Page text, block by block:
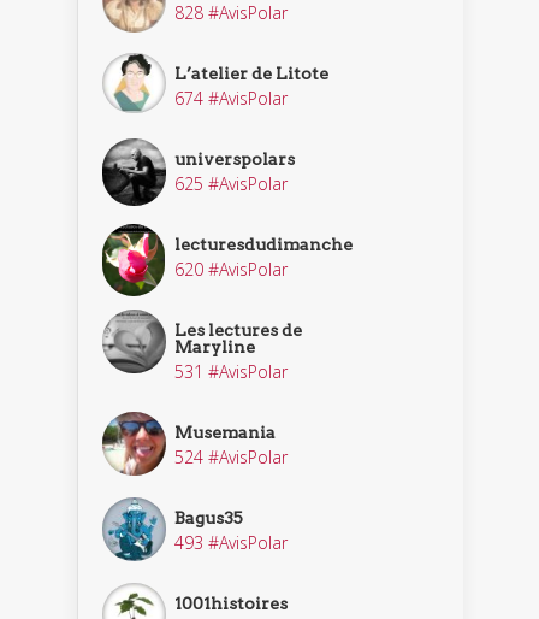
828 #AvisPolar
L’atelier de Litote
674 #AvisPolar
universpolars
625 #AvisPolar
lecturesdudimanche
620 #AvisPolar
Les lectures de
Maryline
531 #AvisPolar
Musemania
524 #AvisPolar
Bagus35
493 #AvisPolar
1001histoires